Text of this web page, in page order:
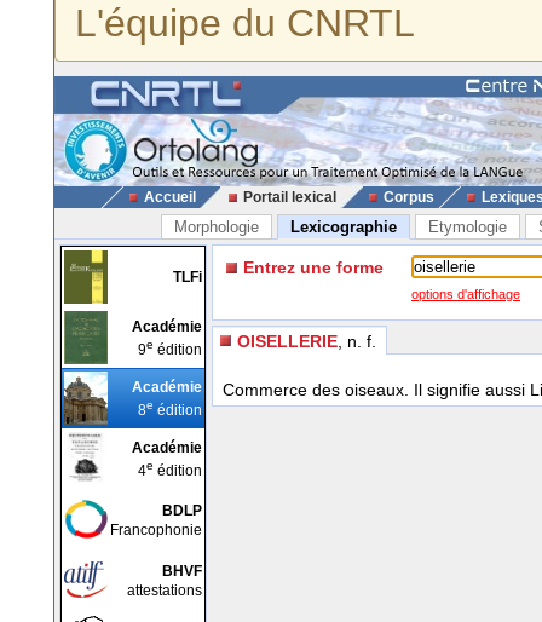
L'équipe du CNRTL
Accueil Portail lexical Corpus
Morphologie Lexicographie Etymologie
TLFi
Académie
9e édition
Académie
8e édition
Académie
4e édition
BDLP
Francophonie
BHVF
attestations
Entrez une forme
options d'affichage
OISELLERIE , n. f.
Commerce des oiseaux. Il signifie aussi